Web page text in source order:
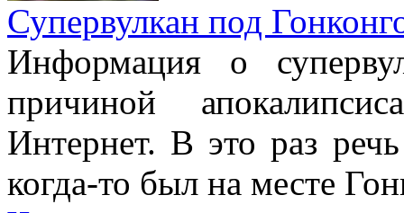
Супервулкан под
Информация о
причиной
Интернет. В это раз
когда-то был на месте